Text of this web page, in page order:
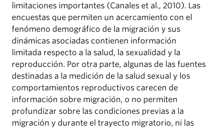
limitaciones importantes (Canales et al., 2010). Las
encuestas que permiten un acercamiento con el
fenómeno demográfico de la migración y sus
dinámicas asociadas contienen información
limitada respecto a la salud, la sexualidad y la
reproducción. Por otra parte, algunas de las fuentes
destinadas a la medición de la salud sexual y los
comportamientos reproductivos carecen de
información sobre migración, o no permiten
profundizar sobre las condiciones previas a la
migración y durante el trayecto migratorio, ni las